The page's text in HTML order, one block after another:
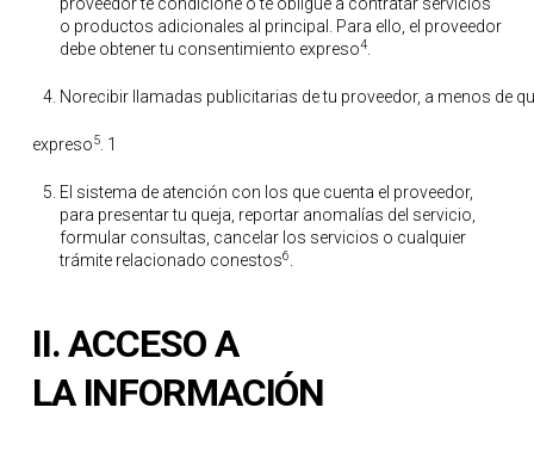
proveedor te condicione o te obligue a contratar servicios
o productos adicionales al principal. Para ello, el proveedor
debe obtener tu consentimiento expreso4.
Norecibir llamadas publicitarias de tu proveedor, a menos de
expreso5. 1
El sistema de atención con los que cuenta el proveedor,
para presentar tu queja, reportar anomalías del servicio,
formular consultas, cancelar los servicios o cualquier
trámite relacionado conestos6.
II.ACCESO A
LA INFORMACIÓN